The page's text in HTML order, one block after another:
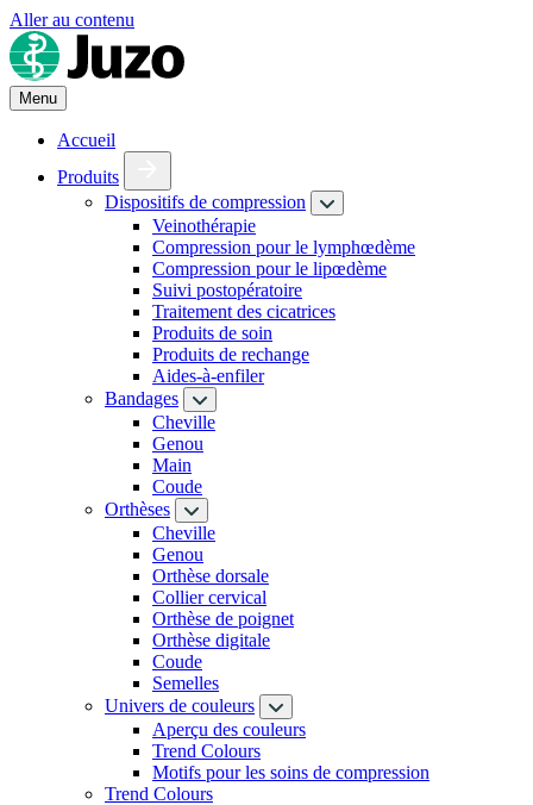
Aller au contenu
Menu
Accueil
Produits
Dispositifs de compression
Veinothérapie
Compression pour le lymphœdème
Compression pour le lipœdème
Suivi postopératoire
Traitement des cicatrices
Produits de soin
Produits de rechange
Aides-à-enfiler
Bandages
Cheville
Genou
Main
Coude
Orthèses
Cheville
Genou
Orthèse dorsale
Collier cervical
Orthèse de poignet
Orthèse digitale
Coude
Semelles
Univers de couleurs
Aperçu des couleurs
Trend Colours
Motifs pour les soins de compression
Trend Colours